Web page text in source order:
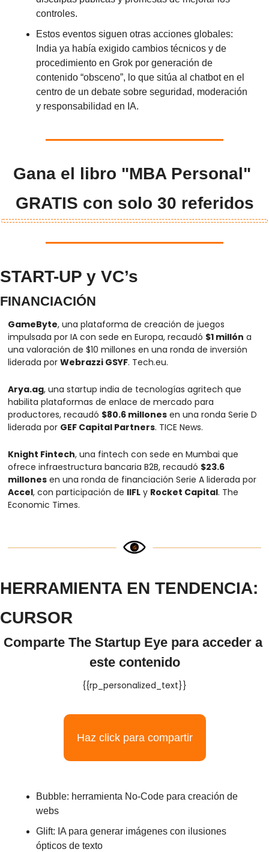
controles.
Estos eventos siguen otras acciones globales:
India ya había exigido cambios técnicos y de
procedimiento en Grok por generación de
contenido “obsceno”, lo que sitúa al chatbot en el
centro de un debate sobre seguridad, moderación
y responsabilidad en IA.
Gana el libro "MBA Personal"
GRATIS con solo 30 referidos
START-UP y VC’s
FINANCIACIÓN
GameByte, una plataforma de creación de juegos
impulsada por IA con sede en Europa, recaudó $1 millón a
una valoración de $10 millones en una ronda de inversión
liderada por Webrazzi GSYF. Tech.eu.
Arya.ag, una startup india de tecnologías agritech que
habilita plataformas de enlace de mercado para
productores, recaudó $80.6 millones en una ronda Serie D
liderada por GEF Capital Partners. TICE News.
Knight Fintech, una fintech con sede en Mumbai que
ofrece infraestructura bancaria B2B, recaudó $23.6
millones
Accel, con participación de IIFL y Rocket Capital. The
Economic Times.
HERRAMIENTA EN TENDENCIA:
CURSOR
Comparte The Startup Eye para acceder a
este contenido
{{rp_personalized_text}}
Haz click para compartir
Bubble: herramienta No-Code para creación de
webs
Glift: IA para generar imágenes con ilusiones
ópticos de texto